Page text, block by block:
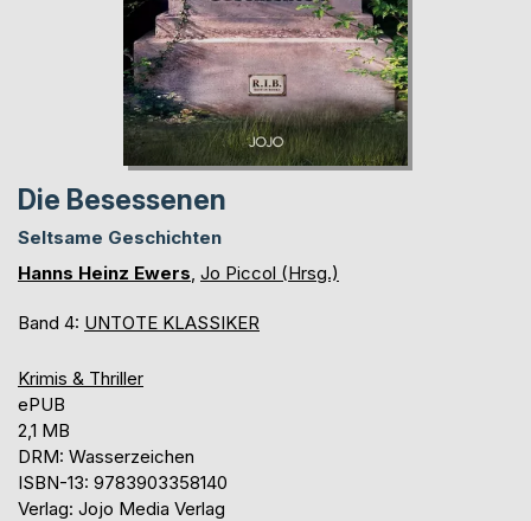
Die Besessenen
Seltsame Geschichten
Hanns Heinz Ewers Jo Piccol (Hrsg.)
Band 4: UNTOTE KLASSIKER
Krimis & Thriller
ePUB
2,1 MB
DRM: Wasserzeichen
ISBN-13: 9783903358140
Verlag: Jojo Media Verlag